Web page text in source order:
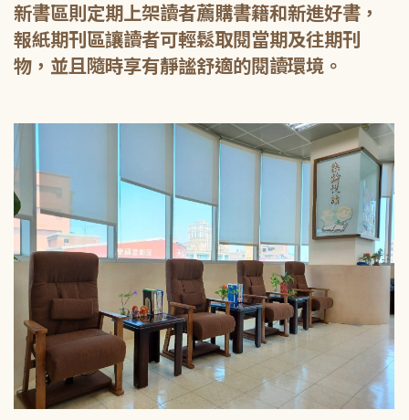
新書區則定期上架讀者薦購書籍和新進好書，
報紙期刊區讓讀者可輕鬆取閱當期及往期刊
物，並且隨時享有靜謐舒適的閱讀環境。